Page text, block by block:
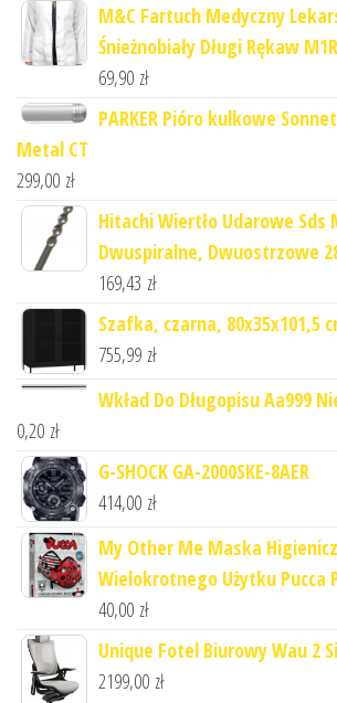
M&C Fartuch Medyczny
Śnieżnobiały Długi Rękaw
69,90 zł
PARKER Pióro kulkowe
Metal CT
299,00 zł
Hitachi Wiertło Udarowe Sds
Dwuspiralne, Dwuostrzowe
169,43 zł
Szafka, czarna, 80x35x101,5
755,99 zł
Wkład Do Długopisu Aa999
0,20 zł
G-SHOCK GA-2000SKE-8AER
414,00 zł
My Other Me Maska
Wielokrotnego Użytku Pucca
40,00 zł
Unique Fotel Biurowy Wau 2
2199,00 zł